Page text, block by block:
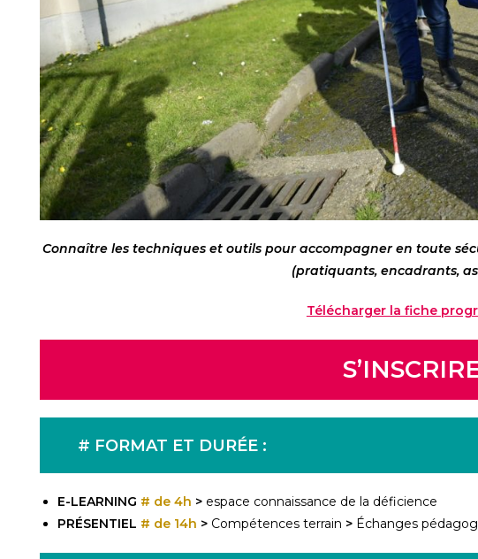
Connaître les techniques et outils pouraccompagner en toute
(pratiquants, encadrants,
Télécharger la fiche
# FORMAT ET DURÉE :
E-LEARNING # de 4h > espace connaissance de la déficience
PRÉSENTIEL # de 14h > Compétences terrain > Échanges